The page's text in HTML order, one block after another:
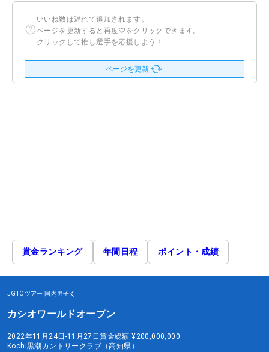
いいね数は遅れて追加されます。
ページを更新すると再度♡をクリックできます。
クリックして推し選手を応援しよう！
ページを更新
賞金ランキング 年間日程 ポイント・成績
JGTOツアー 国内男子
カシオワールドオープン
2022年11月24日-11月27日賞金総額 ¥200,000,000
Kochi黒潮カントリークラブ（高知県）